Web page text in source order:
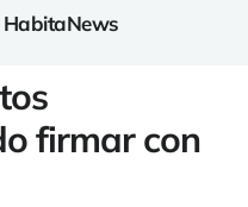
HabitaNews
firmar con